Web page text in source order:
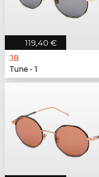
119,40 €
JB
Tune - 1